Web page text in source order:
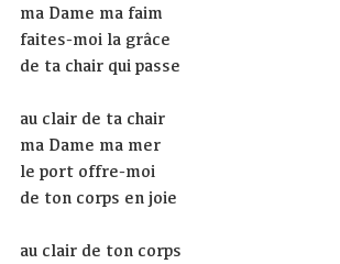
ma Dame ma faim
faites-moi la grâce
de ta chair qui passe
au clair de ta chair
ma Dame ma mer
le port offre-moi
de ton corps en joie
au clair de ton corps